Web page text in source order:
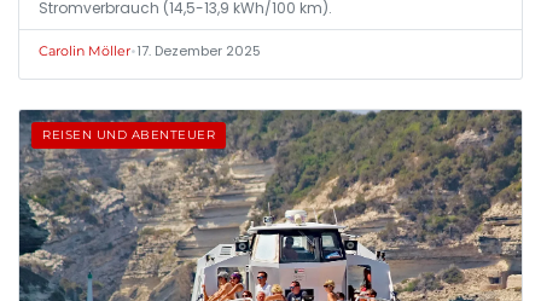
Stromverbrauch (14,5-13,9 kWh/100 km).
Carolin Möller•17. Dezember 2025
REISEN UND ABENTEUER